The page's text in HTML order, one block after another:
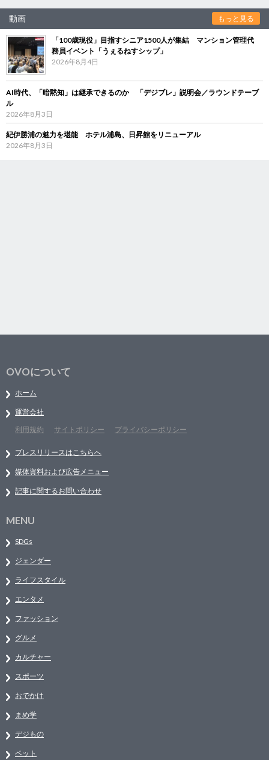
動画 もっと見る
「100歳現役」目指すシニア1500人が集結 マンション管理代
務員イベント「うぇるねすシップ」
2026年8月4日
AI時代、「暗黙知」は継承できるのか 「デジブレ」説明会／ラウンドテーブ
ル
2026年8月3日
紀伊勝浦の魅力を堪能 ホテル浦島、日昇館をリニューアル
2026年8月3日
OVOについて
ホーム
運営会社
利用規約
サイトポリシー プライバシーポリシー
プレスリリースはこちらへ
媒体資料および広告メニュー
記事に関するお問い合わせ
MENU
SDGs
ジェンダー
ライフスタイル
エンタメ
ファッション
グルメ
カルチャー
スポーツ
おでかけ
まめ学
デジもの
ペット